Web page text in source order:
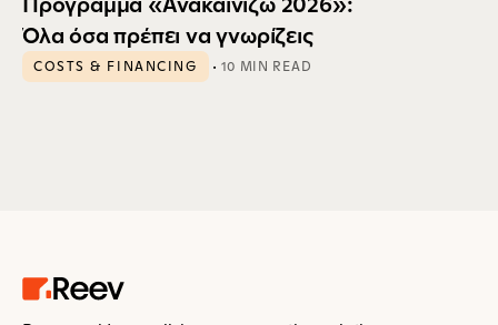
Όλα όσα πρέπει να γνωρίζεις
COSTS & FINANCING · 10 MIN READ